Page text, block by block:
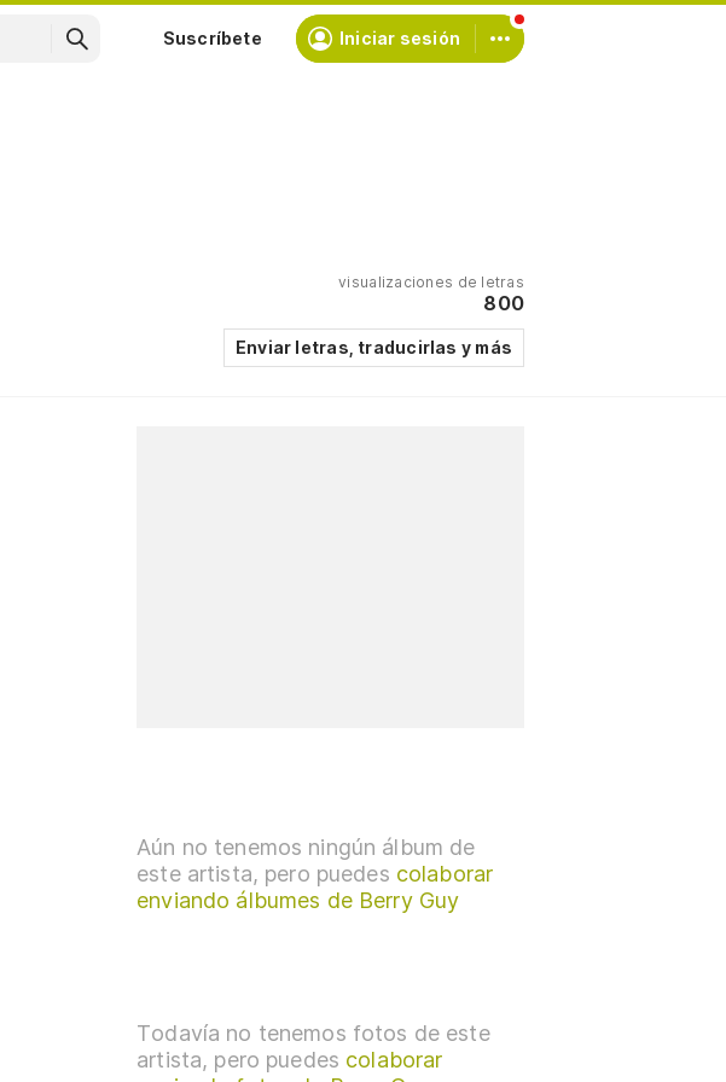
Suscríbete Iniciar sesión
visualizaciones de letras
800
Enviar letras, traducirlas y más
Aún no tenemos ningún álbum de
este artista, pero puedes colaborar
enviando álbumes de Berry Guy
Todavía no tenemos fotos de este
artista, pero puedes colaborar